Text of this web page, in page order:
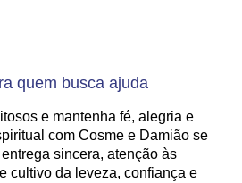
quem busca ajuda
e mantenha fé, alegria e
com Cosme e Damião se
sincera, atenção às
cultivo da leveza, confiança e